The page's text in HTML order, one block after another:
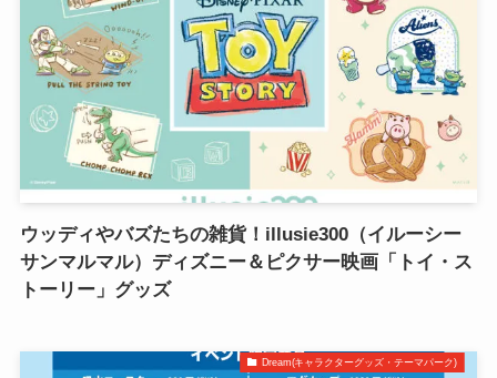
ウッディやバズたちの雑貨！illusie300（イルーシー
サンマルマル）ディズニー＆ピクサー映画「トイ・ス
トーリー」グッズ
Dream(キャラクターグッズ・テーマパーク)